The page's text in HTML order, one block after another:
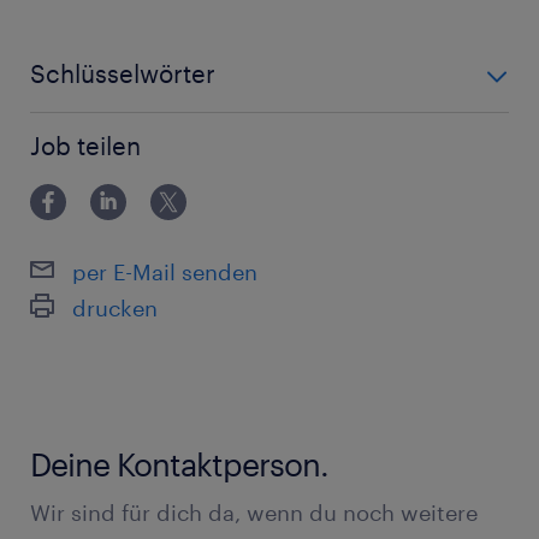
Schlüsselwörter
Handwerklich, technisch
Job teilen
per E-Mail senden
drucken
Deine Kontaktperson.
Wir sind für dich da, wenn du noch weitere